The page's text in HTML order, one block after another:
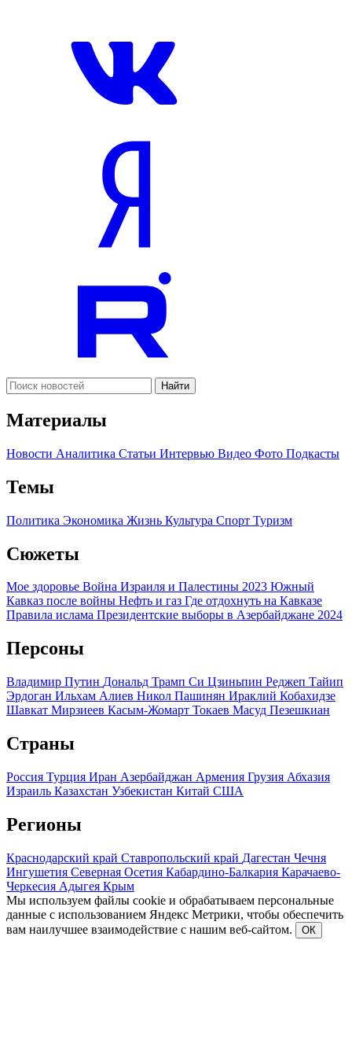
Найти
Материалы
Новости Аналитика Статьи Интервью Видео Фото Подкасты
Темы
Политика Экономика Жизнь Культура Спорт Туризм
Сюжеты
Мое здоровье Война Израиля и Палестины 2023 Южный
Кавказ после войны Нефть и газ Где отдохнуть на Кавказе
Правила ислама Президентские выборы в Азербайджане 2024
Персоны
Владимир Путин Дональд Трамп Си Цзиньпин Реджеп Тайип
Эрдоган Ильхам Алиев Никол Пашинян Ираклий Кобахидзе
Шавкат Мирзиеев Касым-Жомарт Токаев Масуд Пезешкиан
Страны
Россия Турция Иран Азербайджан Армения Грузия Абхазия
Израиль Казахстан Узбекистан Китай США
Регионы
Краснодарский край Ставропольский край Дагестан Чечня
Ингушетия Северная Осетия Кабардино-Балкария Карачаево-
Черкесия Адыгея Крым
Мы используем файлы cookie и обрабатываем персональные
данные с использованием Яндекс Метрики, чтобы обеспечить
вам наилучшее взаимодействие с нашим веб-сайтом.
ОК